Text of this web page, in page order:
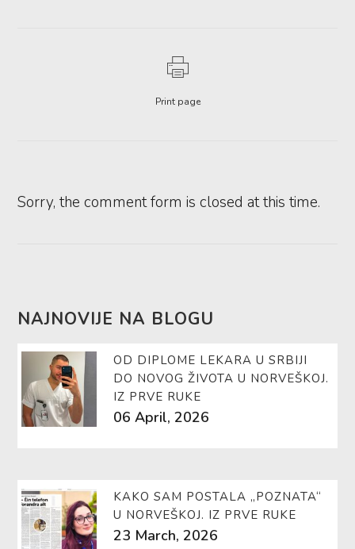
Print page
Sorry, the comment form is closed at this time.
NAJNOVIJE NA BLOGU
OD DIPLOME LEKARA U SRBIJI
DO NOVOG ŽIVOTA U NORVEŠKOJ.
IZ PRVE RUKE
06 April, 2026
KAKO SAM POSTALA „POZNATA“
U NORVEŠKOJ. IZ PRVE RUKE
23 March, 2026